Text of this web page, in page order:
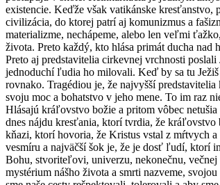
existencie. Keďže však vatikánske kresťanstvo,
civilizácia, do ktorej patrí aj komunizmus a
materializme, nechápeme, alebo len veľmi
života. Preto každý, kto hlása primát ducha nad
Preto aj predstavitelia cirkevnej vrchnosti
jednoduchí ľudia ho milovali. Keď by sa tu
rovnako. Tragédiou je, že najvyšší
svoju moc a bohatstvo v jeho mene. To im raz
Hlásajú kráľovstvo božie a pritom vôbec netušia
dnes nájdu kresťania, ktorí tvrdia, že kráľovstvo
kňazi, ktorí hovoria, že Kristus vstal z mŕtvych a
vesmíru a najväčší šok je, že je dosť ľudí, ktorí
Bohu, stvoriteľovi, univerzu, nekonečnu,
mystérium nášho života a smrti nazveme, svojou